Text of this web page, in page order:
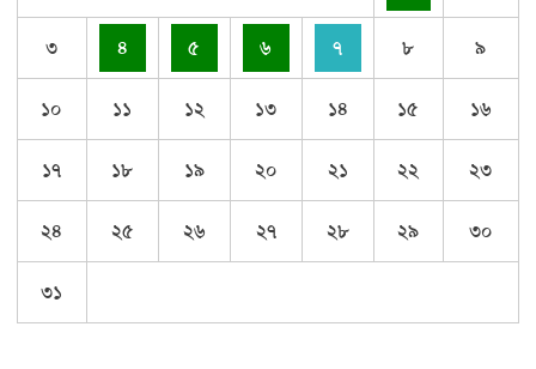
৩ ৪ ৫ ৬ ৭ ৮ ৯
১০ ১১ ১২ ১৩ ১৪ ১৫ ১৬
১৭ ১৮ ১৯ ২০ ২১ ২২ ২৩
২৪ ২৫ ২৬ ২৭ ২৮ ২৯ ৩০
৩১